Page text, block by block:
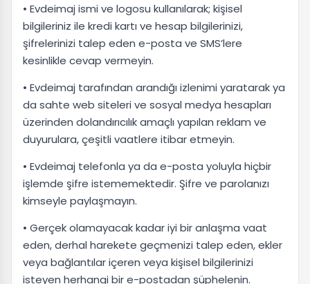
• Evdeimaj ismi ve logosu kullanılarak; kişisel
bilgileriniz ile kredi kartı ve hesap bilgilerinizi,
şifrelerinizi talep eden e-posta ve SMS’lere
kesinlikle cevap vermeyin.
• Evdeimaj tarafından arandığı izlenimi yaratarak ya
da sahte web siteleri ve sosyal medya hesapları
üzerinden dolandırıcılık amaçlı yapılan reklam ve
duyurulara, çeşitli vaatlere itibar etmeyin.
• Evdeimaj telefonla ya da e-posta yoluyla hiçbir
işlemde şifre istememektedir. Şifre ve parolanızı
kimseyle paylaşmayın.
• Gerçek olamayacak kadar iyi bir anlaşma vaat
eden, derhal harekete geçmenizi talep eden, ekler
veya bağlantılar içeren veya kişisel bilgilerinizi
isteyen herhangi bir e-postadan şüphelenin.